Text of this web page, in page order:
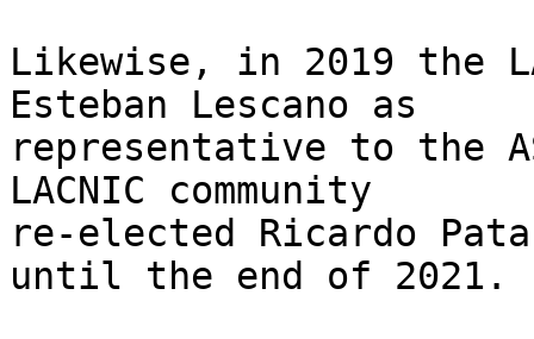
Likewise, in 2019 the
Esteban Lescano as
representative to the
LACNIC community
re-elected Ricardo
until the end of 2021.